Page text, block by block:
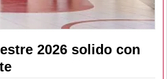
2026 solido con